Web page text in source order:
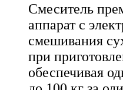
Смеситель
аппарат с
смешивания
при
обеспечивая